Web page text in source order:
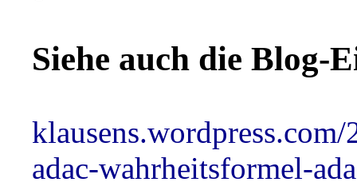
Siehe auch die Blog-
adac-wahrheitsformel-